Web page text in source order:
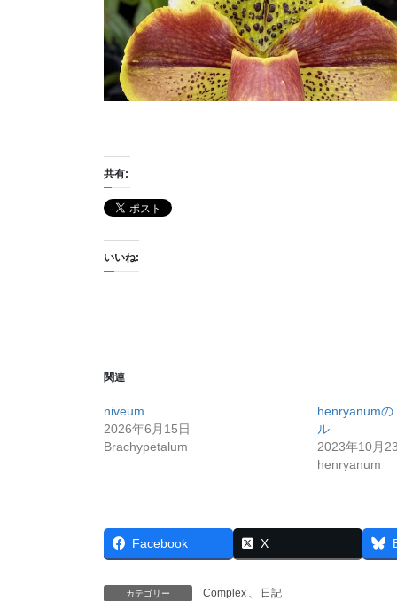
共有:
いいね:
関連
niveum
2026年6月15日
Brachypetalum
henryanumの
ル
2023年10月
henryanum
Facebook X
カテゴリー Complex 、 日記